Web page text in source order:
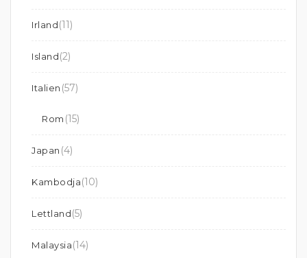
Irland(11)
Island(2)
Italien (57)
Rom (15)
Japan (4)
Kambodja(10)
Lettland(5)
Malaysia(14)